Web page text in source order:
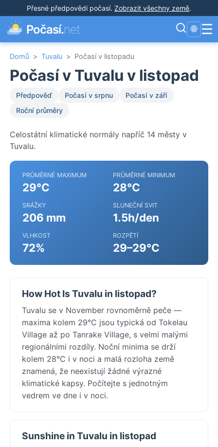
Přesné předpovědi počasí. Zobrazit všechny země.
Počasí.net 🌐 ☰
Domů > Tuvalu > Počasí v listopadu
Počasí v Tuvalu v listopad
Předpověď Počasí v srpnu
Počasí v září
Roční průměry
Celostátní klimatické normály napříč 14 městy v
Tuvalu.
PRŮMĚRNÉ MAXIMUM
29°C
PRŮMĚRNÉ MINIMUM
28°C
SRÁŽKY
206 mm
SLUNEČNÍ SVIT
1.5h/den
VLHKOST
72%
ROZPĚTÍ
29–29°C
How Hot Is Tuvalu in listopad?
Tuvalu se v November rovnoměrně peče —
maxima kolem 29°C jsou typická od Tokelau
Village až po Tanrake Village, s velmi malými
regionálními rozdíly. Noční minima se drží
kolem 28°C i v noci a malá rozloha země
znamená, že neexistují žádné výrazné
klimatické kapsy. Počítejte s jednotným
vedrem ve dne i v noci.
Sunshine in Tuvalu in listopad